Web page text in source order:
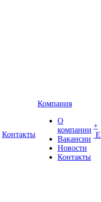
Контакты
Компания
О
компании
Вакансии
Новости
Контакты
+